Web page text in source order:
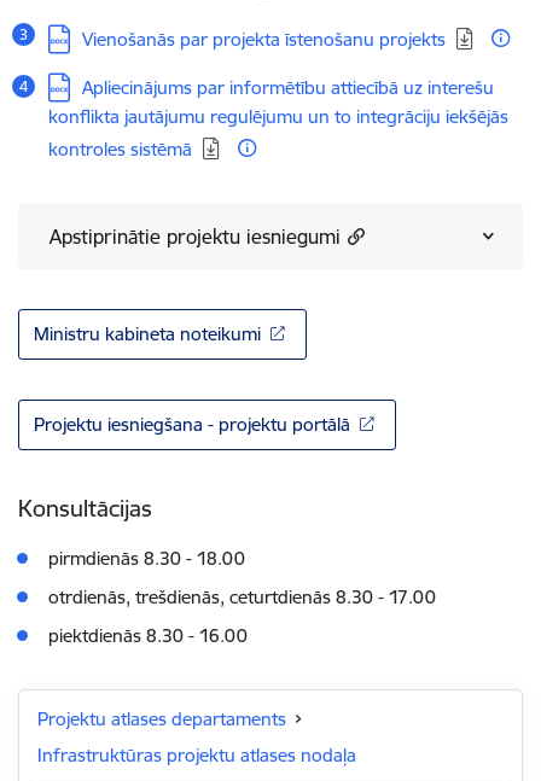
Lejupielādēt:
Vienošanās par projekta īstenošanu projekts
Lejupielādēt:
Apliecinājums par informētību attiecībā uz interešu
konflikta jautājumu regulējumu un to integrāciju iekšējās
kontroles sistēmā
Apstiprinātie projektu iesniegumi
Ministru kabineta noteikumi
Projektu iesniegšana - projektu portālā
Konsultācijas
pirmdienās 8.30 - 18.00
otrdienās, trešdienās, ceturtdienās 8.30 - 17.00
piektdienās 8.30 - 16.00
Projektu atlases departaments
Infrastruktūras projektu atlases nodaļa